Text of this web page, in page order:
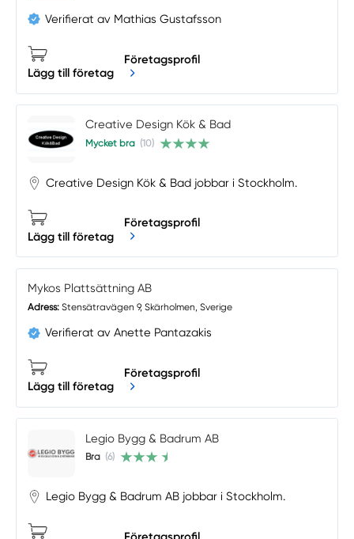
Verifierat av Mathias Gustafsson
Lägg till företag
Företagsprofil
Creative Design Kök & Bad
Mycket bra (10)
Creative Design Kök & Bad jobbar i Stockholm.
Lägg till företag
Företagsprofil
Mykos Plattsättning AB
Adress:Stensätravägen 9, Skärholmen, Sverige
Verifierat av Anette Pantazakis
Lägg till företag
Företagsprofil
Legio Bygg & Badrum AB
Bra (6)
Legio Bygg & Badrum AB jobbar i Stockholm.